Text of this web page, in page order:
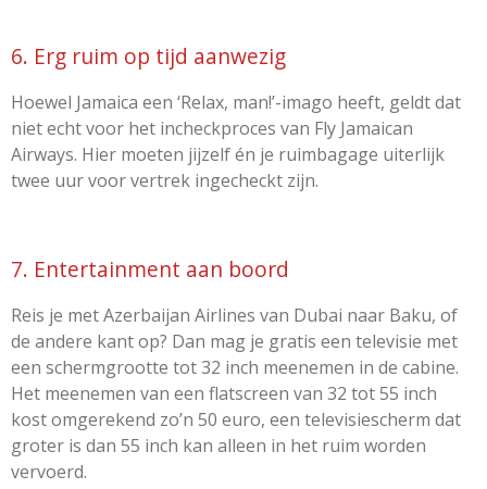
6. Erg ruim op tijd aanwezig
Hoewel Jamaica een ‘Relax, man!’-imago heeft, geldt dat
niet echt voor het incheckproces van Fly Jamaican
Airways. Hier moeten jijzelf én je ruimbagage uiterlijk
twee uur voor vertrek ingecheckt zijn.
7. Entertainment aan boord
Reis je met Azerbaijan Airlines van Dubai naar Baku, of
de andere kant op? Dan mag je gratis een televisie met
een schermgrootte tot 32 inch meenemen in de cabine.
Het meenemen van een flatscreen van 32 tot 55 inch
kost omgerekend zo’n 50 euro, een televisiescherm dat
groter is dan 55 inch kan alleen in het ruim worden
vervoerd.